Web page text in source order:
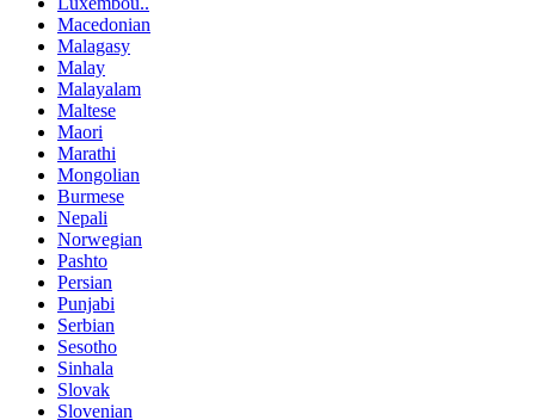
Macedonian
Malagasy
Malay
Malayalam
Maltese
Maori
Marathi
Mongolian
Burmese
Nepali
Norwegian
Pashto
Persian
Punjabi
Serbian
Sesotho
Sinhala
Slovak
Slovenian